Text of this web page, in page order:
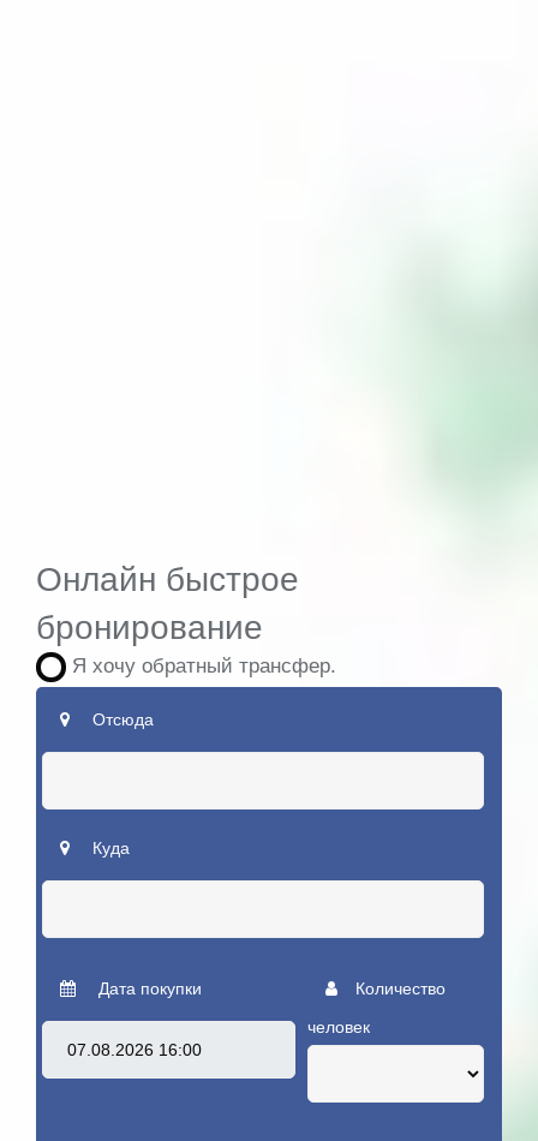
Онлайн быстрое
бронирование
Я хочу обратный трансфер.
Отсюда
Куда
Дата покупки
Количество
человек